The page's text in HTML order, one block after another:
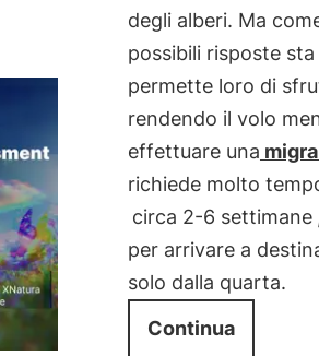
degli alberi. Ma
possibili risposte sta
permette loro di
rendendo il volo
effettuare una
richiede molto
circa 2-6 settimane
per arrivare a
solo dalla quarta.
Continua